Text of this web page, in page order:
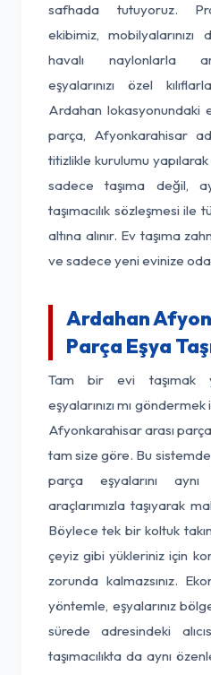
safhada tutuyoruz.
ekibimiz,
havalı naylonlarla
eşyalarınızı özel
Ardahan lokasyonundaki
parça, Afyonkarahisar
titizlikle kurulumu
sadece taşıma değil,
taşımacılık sözleşmesi ile
altına alınır. Ev taşıma
ve sadece yeni evinize
Ardahan
Parça Eşya
Tam bir evi taşımak
eşyalarınızı mı
Afyonkarahisar arası
tam size göre. Bu
parça eşyalarını
araçlarımızla taşıyarak
Böylece tek bir koltuk
çeyiz gibi yükleriniz için
zorunda kalmazsınız.
yöntemle, eşyalarınız
sürede adresindeki
taşımacılıkta da aynı